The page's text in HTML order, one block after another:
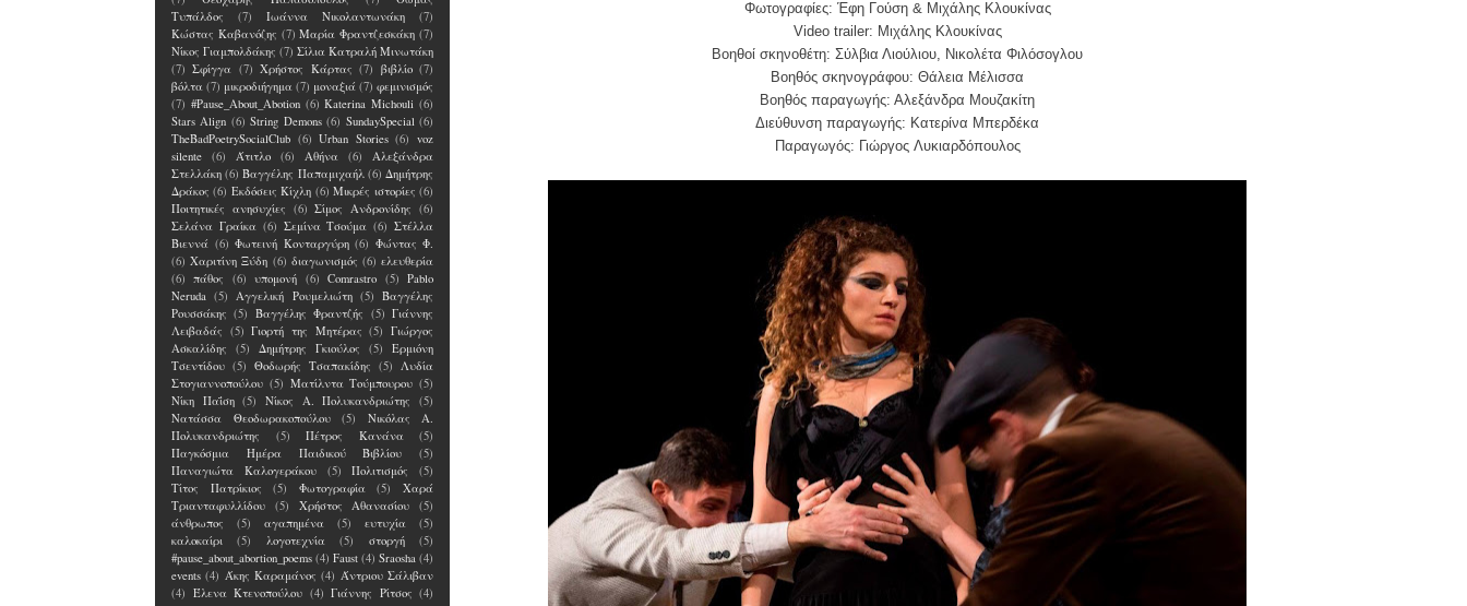
Φωτογραφίες: Έφη Γούση & Μιχάλης Κλουκίνας
Video trailer: Μιχάλης Κλουκίνας
Βοηθοί σκηνοθέτη: Σύλβια Λιούλιου, Νικολέτα Φιλόσογλου
Βοηθός σκηνογράφου: Θάλεια Μέλισσα
Βοηθός παραγωγής: Αλεξάνδρα Μουζακίτη
Διεύθυνση παραγωγής: Κατερίνα Μπερδέκα
Παραγωγός: ΓιώργοςΛυκιαρδόπουλος
Τυπάλδος
(7) Ιωάννα Νικολαντωνάκη
(7)
Κώστας Καβανόζης (7) Μαρία Φραντζεσκάκη (7)
Νίκος Γιαμπολδάκης (7) Σίλια Κατραλή Μινωτάκη
(7) Σφίγγα (7) Χρήστος Κάρτας (7) βιβλίο (7)
βόλτα (7) μικροδιήγημα (7) μοναξιά (7) φεμινισμός
(7) #Pause_About_Abotion (6) Katerina Michouli (6)
Stars Align (6) String Demons (6) SundaySpecial (6)
TheBadPoetrySocialClub (6) Urban Stories (6) voz
silente
(6) Άτιτλο (6) Αθήνα (6)
Αλεξάνδρα
Στελλάκη (6) Βαγγέλης Παπαμιχαήλ (6) Δημήτρης
Δράκος (6) Εκδόσεις Κίχλη (6) Μικρές ιστορίες (6)
Ποιτητικές ανησυχίες (6) Σίμος Ανδρονίδης (6)
Σελάνα Γραίκα (6) Σεμίνα Τσούμα (6) Στέλλα
Βιεννά (6) Φωτεινή Κονταργύρη (6) Φώντας Φ.
(6) Χαριτίνη Ξύδη (6) διαγωνισμός (6) ελευθερία
(6)
πάθος (6) υπομονή (6) Comrastro (5) Pablo
Neruda (5) Αγγελική Ρουμελιώτη (5) Βαγγέλης
Ρουσσάκης (5) Βαγγέλης Φραντζής (5) Γιάννης
Λειβαδάς (5) Γιορτή της Μητέρας (5) Γιώργος
Ασκαλίδης
(5) Δημήτρης Γκιούλος (5)
Ερμιόνη
Τσεντίδου (5) Θοδωρής Τσαπακίδης (5) Λυδία
Στογιαννοπούλου (5) Ματίλντα Τούμπουρου (5)
Νίκη Παΐση (5) Νίκος Α. Πολυκανδριώτης
(5)
Νατάσσα Θεοδωρακοπούλου
(5)
Νικόλας Α.
Πολυκανδριώτης
(5) Πέτρος Κανάνα
(5)
Παγκόσμια Ημέρα Παιδικού Βιβλίου
(5)
Παναγιώτα Καλογεράκου
(5) Πολιτισμός
(5)
Τίτος Πατρίκιος
(5) Φωτογραφία (5)
Χαρά
Τριανταφυλλίδου
(5) Χρήστος Αθανασίου
(5)
άνθρωπος
(5) αγαπημένα (5) ευτυχία
(5)
καλοκαίρι
(5) λογοτεχνία (5) στοργή
(5)
#pause_about_abortion_poems (4) Faust (4) Sraosha (4)
events (4) Άκης Καραμάνος (4) Άντριου Σάλιβαν
(4) Έλενα Kτενοπούλου (4) Γιάννης Ρίτσος (4)